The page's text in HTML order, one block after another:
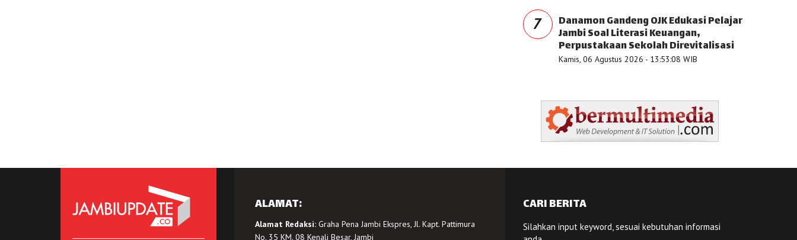
7 Danamon Gandeng OJK Edukasi Pelajar
Jambi Soal Literasi Keuangan,
Perpustakaan Sekolah Direvitalisasi
Kamis, 06 Agustus 2026 - 13:53:08 WIB
ALAMAT:
Alamat Redaksi:Graha Pena Jambi Ekspres, Jl. Kapt. Pattimura
No. 35 KM. 08 Kenali Besar, Jambi
CARI BERITA
Silahkan input keyword, sesuai kebutuhan informasi